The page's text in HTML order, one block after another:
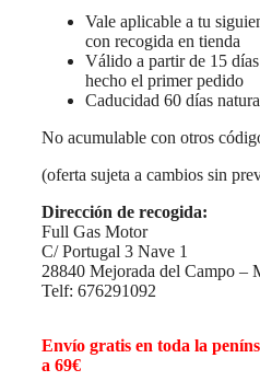
Vale aplicable a tu
con recogida en tienda
Válido a partir de 15
hecho el primer pedido
Caducidad 60 días
No acumulable con otros
(oferta sujeta a cambios sin
Dirección de recogida:
Full Gas Motor
C/ Portugal 3 Nave 1
28840 Mejorada del Campo –
Telf: 676291092
Envío gratis en toda la
a 69€